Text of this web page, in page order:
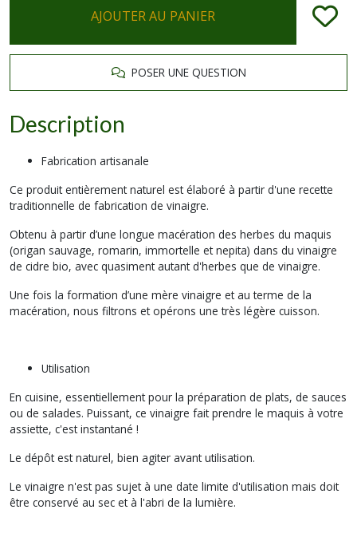
AJOUTER AU PANIER
POSER UNE QUESTION
Description
Fabrication artisanale
Ce produit entièrement naturel est élaboré à partir d'une recette
traditionnelle de fabrication de vinaigre.
Obtenu à partir d’une longue macération des herbes du maquis
(origan sauvage, romarin, immortelle et nepita) dans du vinaigre
de cidre bio, avec quasiment autant d'herbes que de vinaigre.
Une fois la formation d’une mère vinaigre et au terme de la
macération, nous filtrons et opérons une très légère cuisson.
Utilisation
En cuisine, essentiellement pour la préparation de plats, de sauces
ou de salades. Puissant, ce vinaigre fait prendre le maquis à votre
assiette, c'est instantané !
Le dépôt est naturel, bien agiter avant utilisation.
Le vinaigre n'est pas sujet à une date limite d'utilisation mais doit
être conservé au sec et à l'abri de la lumière.